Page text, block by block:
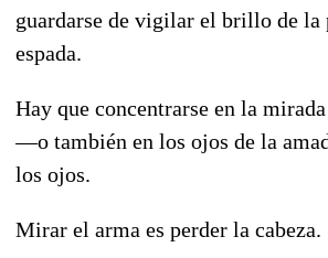
guardarse de vigilar el brillo de la
espada.
Hay que concentrarse en la
—o también en los ojos de la
los ojos.
Mirar el arma es perder la cabeza.